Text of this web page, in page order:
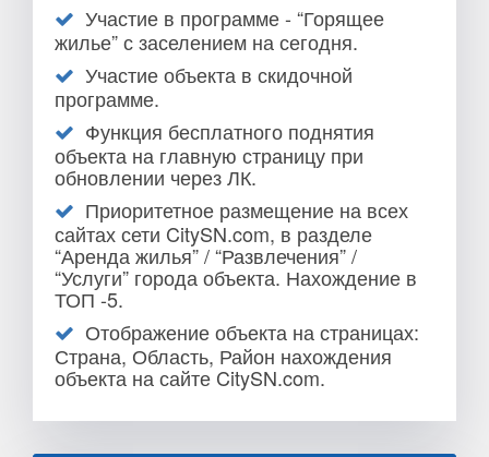
Участие в программе - “Горящее
жилье” с заселением на сегодня.
Участие объекта в скидочной
программе.
Функция бесплатного поднятия
объекта на главную страницу при
обновлении через ЛК.
Приоритетное размещение на всех
сайтах сети CitySN.com, в разделе
“Аренда жилья” / “Развлечения” /
“Услуги” города объекта. Нахождение в
ТОП -5.
Отображение объекта на страницах:
Страна, Область, Район нахождения
объекта на сайте CitySN.com.